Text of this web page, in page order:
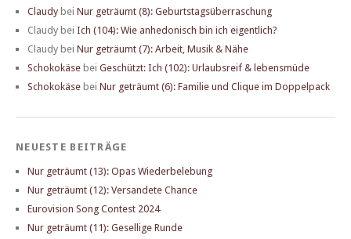
Claudy bei Nur geträumt (8): Geburtstagsüberraschung
Claudy bei Ich (104): Wie anhedonisch bin ich eigentlich?
Claudy bei Nur geträumt (7): Arbeit, Musik & Nähe
Schokokäse bei Geschützt: Ich (102): Urlaubsreif & lebensmüde
Schokokäse bei Nur geträumt (6): Familie und Clique im Doppelpack
NEUESTE BEITRÄGE
Nur geträumt (13): Opas Wiederbelebung
Nur geträumt (12): Versandete Chance
Eurovision Song Contest 2024
Nur geträumt (11): Gesellige Runde